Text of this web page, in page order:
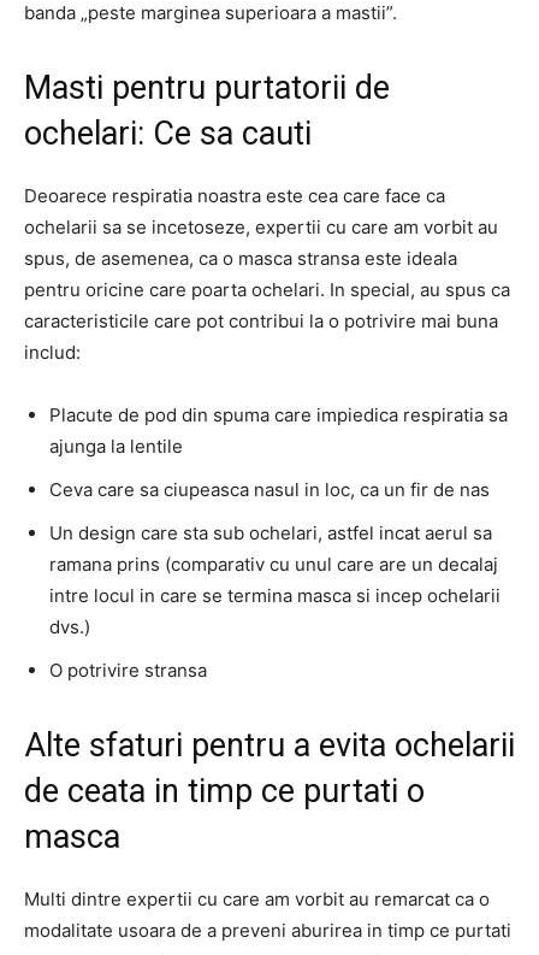
banda „peste marginea superioara a mastii”.
Masti pentru purtatorii de
ochelari: Ce sa cauti
Deoarece respiratia noastra este cea care face ca
ochelarii sa se incetoseze, expertii cu care am vorbit au
spus, de asemenea, ca o masca stransa este ideala
pentru oricine care poarta ochelari. In special, au spus ca
caracteristicile care pot contribui la o potrivire mai buna
includ:
Placute de pod din spuma care impiedica respiratia sa
ajunga la lentile
Ceva care sa ciupeasca nasul in loc, ca un fir de nas
Un design care sta sub ochelari, astfel incat aerul sa
ramana prins (comparativ cu unul care are un decalaj
intre locul in care se termina masca si incep ochelarii
dvs.)
O potrivire stransa
Alte sfaturi pentru a evita ochelarii
de ceata in timp ce purtati o
masca
Multi dintre expertii cu care am vorbit au remarcat ca o
modalitate usoara de a preveni aburirea in timp ce purtati